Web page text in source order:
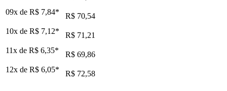
09x de R$ 7,84*
R$ 70,54
10x de R$ 7,12*
R$ 71,21
11x de R$ 6,35*
R$ 69,86
12x de R$ 6,05* R$ 72,58